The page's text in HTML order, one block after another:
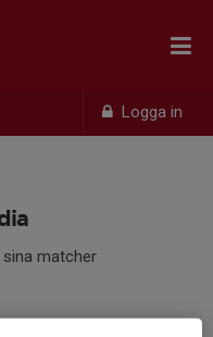
Logga in
matcher